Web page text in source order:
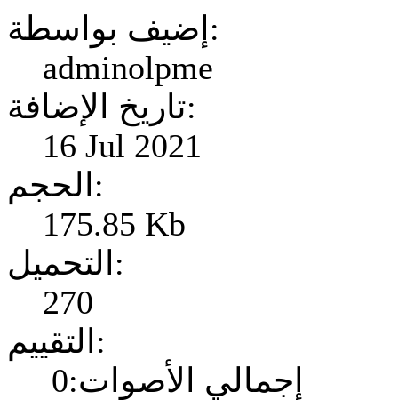
إضيف بواسطة:
adminolpme
تاريخ الإضافة:
16 Jul 2021
الحجم:
175.85 Kb
التحميل:
270
التقييم:
إجمالي الأصوات:0